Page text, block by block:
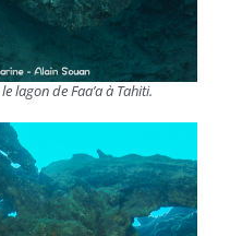
lagon de Faa’a à Tahiti.